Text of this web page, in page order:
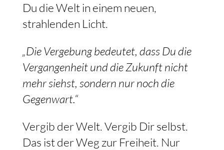
Du die Welt in einem neuen,
strahlenden Licht.
„Die Vergebung bedeutet, dass Du die
Vergangenheit und die Zukunft nicht
mehr siehst, sondern nur noch die
Gegenwart.“
Vergib der Welt. Vergib Dir selbst.
Das ist der Weg zur Freiheit. Nur